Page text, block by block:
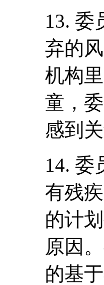
13. 委
弃的
机构
童，
感到关
14. 委
有残
的计
原因
的基